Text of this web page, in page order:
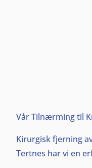
Vår Tilnærming til
Kirurgisk fjerning
Tertnes har vi en